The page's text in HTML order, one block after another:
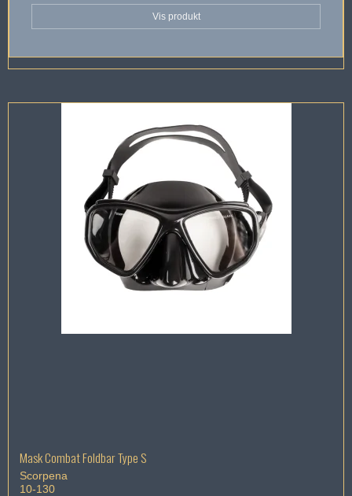
Vis produkt
Mask Combat Foldbar Type S
Scorpena
10-130